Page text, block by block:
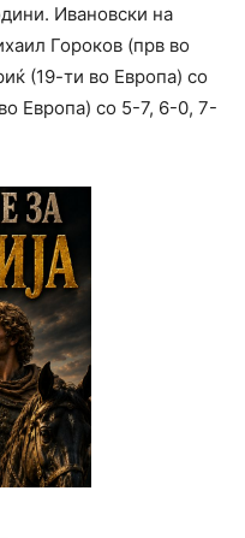
Ивановски на
Гороков (прв во
(19-ти во Европа) со
Европа) со 5-7, 6-0, 7-